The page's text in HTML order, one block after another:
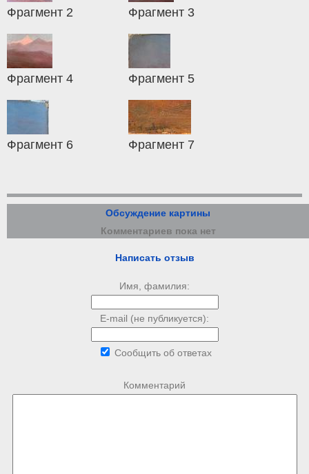
Фрагмент 2 Фрагмент 3
Фрагмент 4 Фрагмент 5
Фрагмент 6 Фрагмент 7
Обсуждение картины
Комментариев пока нет
Написать отзыв
Имя, фамилия:
E-mail (не публикуется):
Сообщить об ответах
Комментарий